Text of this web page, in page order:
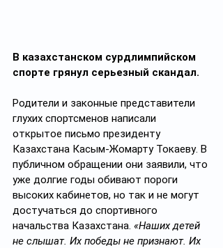
В казахстанском сурдлимпийском
спорте грянул серьезный скандал.
Родители и законные представители
глухих спортсменов написали
открытое письмо президенту
Казахстана Касым-Жомарту Токаеву. В
публичном обращении они заявили, что
уже долгие годы обивают пороги
высоких кабинетов, но так и не могут
достучаться до спортивного
начальства Казахстана. «Наших детей
не слышат. Их победы не признают. Их